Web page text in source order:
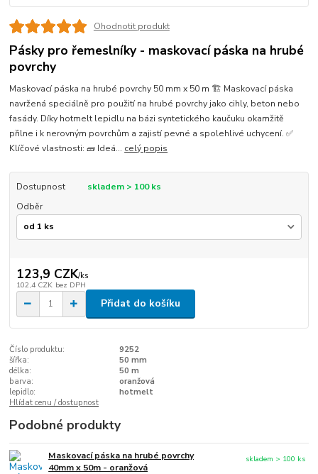
Ohodnotit produkt
Pásky pro řemeslníky - maskovací páska na hrubé
povrchy
Maskovací páska na hrubé povrchy 50 mm x 50 m 🏗️ Maskovací páska
navržená speciálně pro použití na hrubé povrchy jako cihly, beton nebo
fasády. Díky hotmelt lepidlu na bázi syntetického kaučuku okamžitě
přilne i k nerovným povrchům a zajistí pevné a spolehlivé uchycení. ✅
Klíčové vlastnosti: 🧱 Ideá... celý popis
Dostupnost
skladem > 100 ks
Odběr
123,9 CZK/ks
102,4 CZK bez DPH
Přidat do košíku
Číslo produktu:
9252
šířka:
50 mm
délka:
50 m
barva:
oranžová
lepidlo:
hotmelt
Hlídat cenu / dostupnost
Podobné produkty
Maskovací páska na hrubé povrchy
40mm x 50m - oranžová
skladem > 100 ks